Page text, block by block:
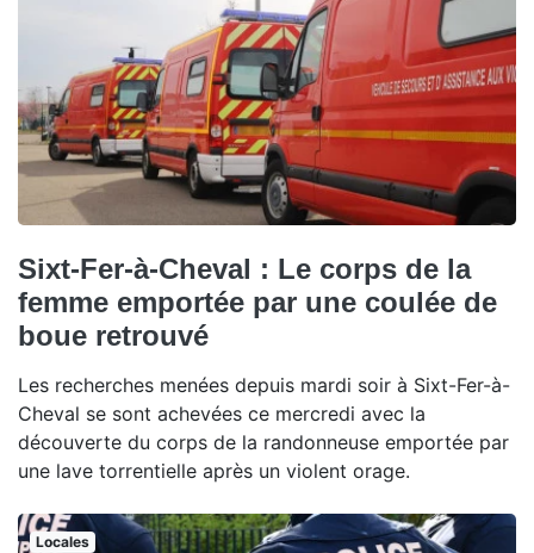
Sixt-Fer-à-Cheval : Le corps de la
femme emportée par une coulée de
boue retrouvé
Les recherches menées depuis mardi soir à Sixt-Fer-à-
Cheval se sont achevées ce mercredi avec la
découverte du corps de la randonneuse emportée par
une lave torrentielle après un violent orage.
Locales